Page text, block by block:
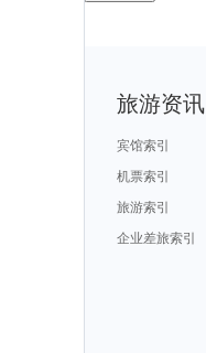
旅游资讯
宾馆索引
机票索引
旅游索引
企业差旅索引